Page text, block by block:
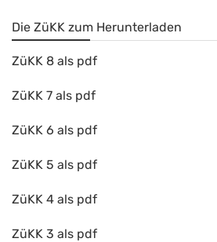
Die ZüKK zum Herunterladen
ZüKK 8 als pdf
ZüKK 7 als pdf
ZüKK 6 als pdf
ZüKK 5 als pdf
ZüKK 4 als pdf
ZüKK 3 als pdf